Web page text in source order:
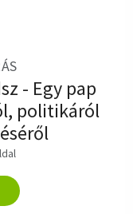
- Egy pap
politikáról